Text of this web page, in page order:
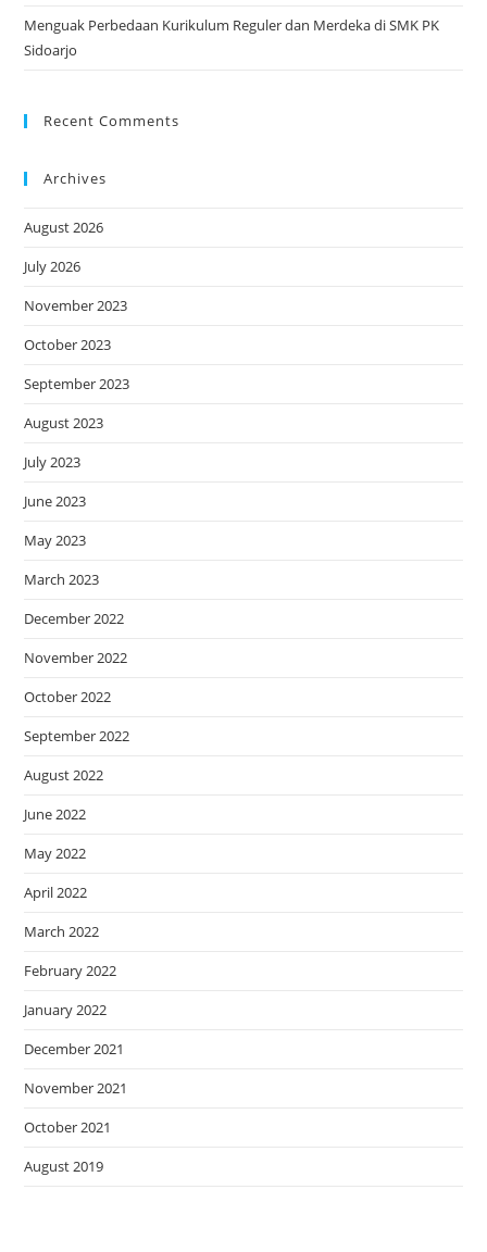
Menguak Perbedaan Kurikulum Reguler dan Merdeka di SMK PK
Sidoarjo
Recent Comments
Archives
August 2026
July 2026
November 2023
October 2023
September 2023
August 2023
July 2023
June 2023
May 2023
March 2023
December 2022
November 2022
October 2022
September 2022
August 2022
June 2022
May 2022
April 2022
March 2022
February 2022
January 2022
December 2021
November 2021
October 2021
August 2019